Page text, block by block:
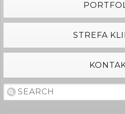
STREFA